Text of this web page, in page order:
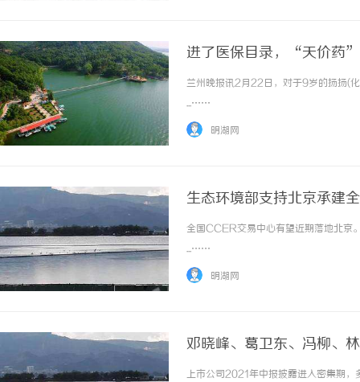
进了医保目录，“天价药
望要实现了
兰州晚报讯2月22日，对于9岁的扬扬(
...……
明湖网
生态环境部支持北京承建
期落地北京
全国CCER交易中心有望近期落地北京
...……
明湖网
邓晓峰、葛卫东、冯柳、
上市公司2021年中报披露进入密集期，